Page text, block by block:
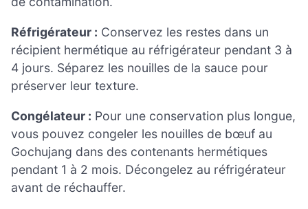
Réfrigérateur : Conservez les restes dans un
récipient hermétique au réfrigérateur pendant 3 à
4 jours. Séparez les nouilles de la sauce pour
préserver leur texture.
Congélateur : Pour une conservation plus longue,
vous pouvez congeler les nouilles de bœuf au
Gochujang dans des contenants hermétiques
pendant 1 à 2 mois. Décongelez au réfrigérateur
avant de réchauffer.